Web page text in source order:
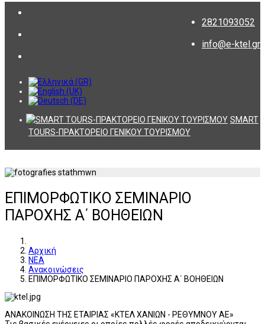
2821093052
info@e-ktel.gr
SMART
TOURS-ΠΡΑΚΤΟΡΕΙΟ ΓΕΝΙΚΟΥ ΤΟΥΡΙΣΜΟΥ
ΕΠΙΜΟΡΦΩΤΙΚΟ ΣΕΜΙΝΑΡΙΟ
ΠΑΡΟΧΗΣ Α΄ ΒΟΗΘΕΙΩΝ
Αρχική
ΝΕΑ
Ανακοινώσεις
ΕΠΙΜΟΡΦΩΤΙΚΟ ΣΕΜΙΝΑΡΙΟ ΠΑΡΟΧΗΣ Α΄ ΒΟΗΘΕΙΩΝ
ΑΝΑΚΟΙΝΩΣΗ ΤΗΣ ΕΤΑΙΡΙΑΣ «ΚΤΕΛ ΧΑΝΙΩΝ - ΡΕΘΥΜΝΟΥ ΑΕ»